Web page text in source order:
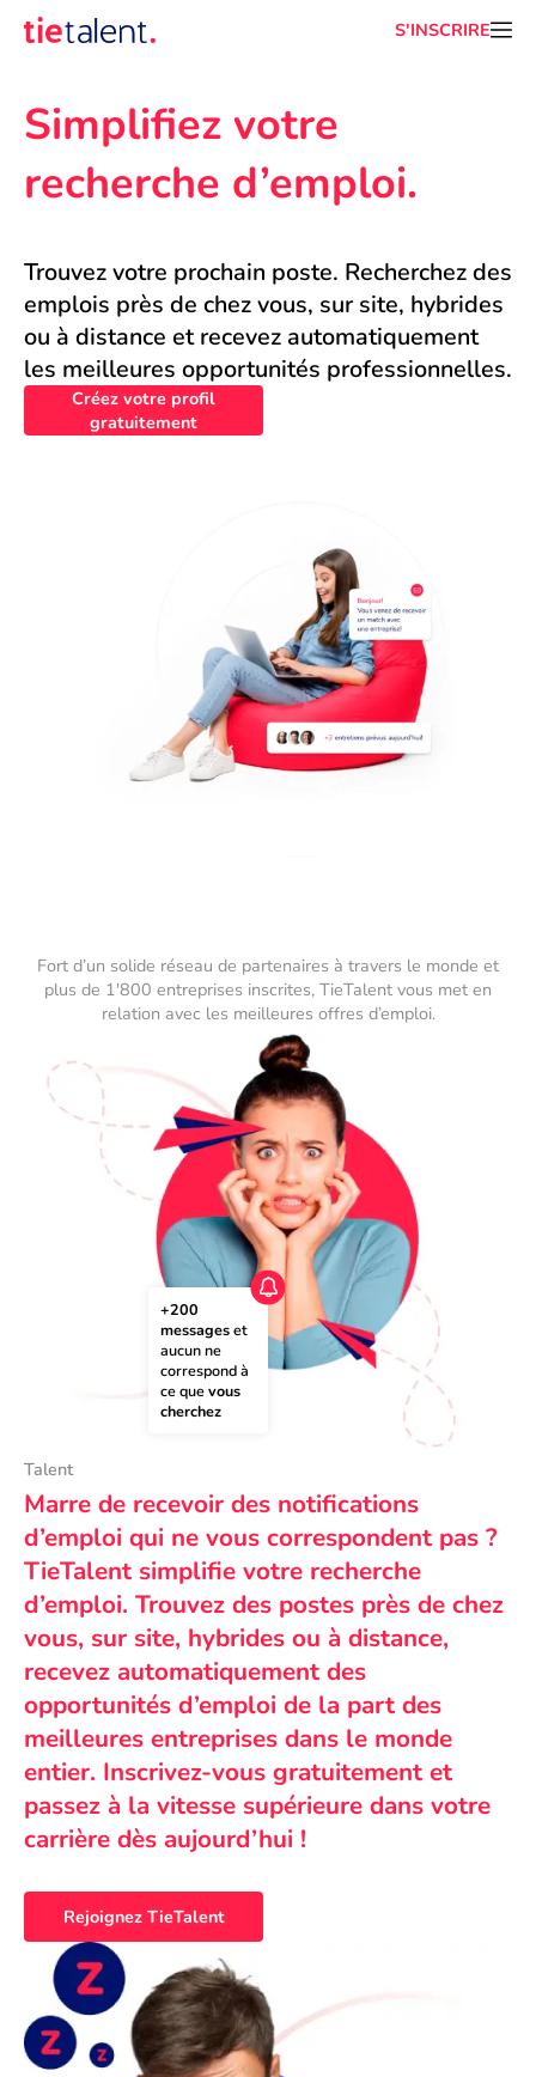
S'INSCRIRE
Simplifiez votre
recherche d’emploi.
Trouvez votre prochain poste. Recherchez des
emplois près de chez vous, sur site, hybrides
ou à distance et recevez automatiquement
les meilleures opportunités professionnelles.
Créez votre profil
gratuitement
Fort d’un solide réseau de partenaires à travers le monde et
plus de 1'800 entreprises inscrites, TieTalent vous met en
relation avec les meilleures offres d’emploi.
+200
messages et
aucun ne
correspond à
ce que vous
cherchez
Talent
Marre de recevoir des notifications
d’emploi qui ne vous correspondent pas ?
TieTalent simplifie votre recherche
d’emploi. Trouvez des postes près de chez
vous, sur site, hybrides ou à distance,
recevez automatiquement des
opportunités d’emploi de la part des
meilleures entreprises dans le monde
entier. Inscrivez-vous gratuitement et
passez à la vitesse supérieure dans votre
carrière dès aujourd’hui !
Rejoignez TieTalent